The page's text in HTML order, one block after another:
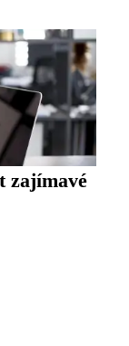
zajímavé